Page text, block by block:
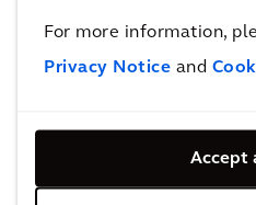
For more information,
Privacy Notice and
Accept